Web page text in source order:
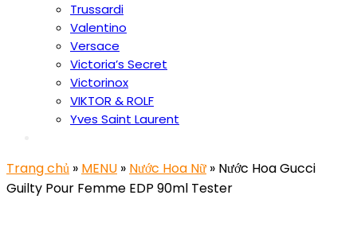
Trussardi
Valentino
Versace
Victoria’s Secret
Victorinox
VIKTOR & ROLF
Yves Saint Laurent
Trang chủ » MENU » Nước Hoa Nữ » Nước Hoa Gucci
Guilty Pour Femme EDP 90ml Tester